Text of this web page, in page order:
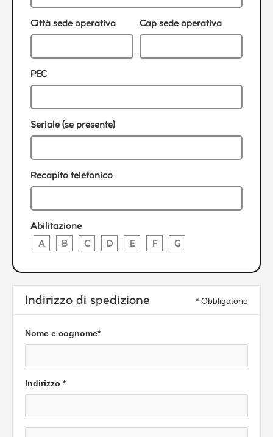
Città sede operativa Cap sede operativa
PEC
Seriale (se presente)
Recapito telefonico
Abilitazione
A
B C D E F G
Indirizzo di spedizione * Obbligatorio
Nome e cognome*
Indirizzo *